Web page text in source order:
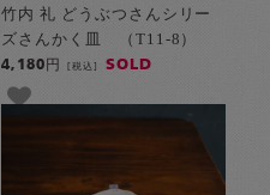
竹内 礼 どうぶつさんシリー
ズさんかく皿 （T11-8）
4,180円 [税込] SOLD